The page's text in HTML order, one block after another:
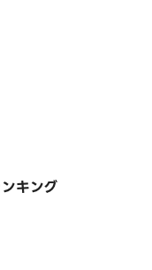
キング